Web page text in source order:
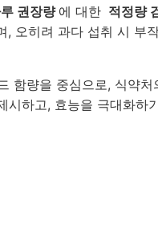
권장량 에 대한 적정량
오히려 과다 섭취 시 부
함량을 중심으로, 식약
시하고, 효능을 극대화하